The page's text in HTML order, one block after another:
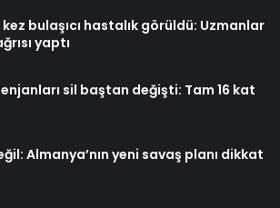
bulaşıcı hastalık görüldü: Uzmanlar
yaptı
sil baştan değişti: Tam 16 kat
Almanya’nın yeni savaş planı dikkat